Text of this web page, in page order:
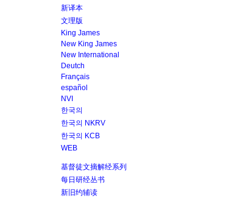
新译本
文理版
King James
New King James
New International
Deutch
Français
español
NVI
한국의
한국의 NKRV
한국의 KCB
WEB
基督徒文摘解经系列
每日研经丛书
新旧约辅读